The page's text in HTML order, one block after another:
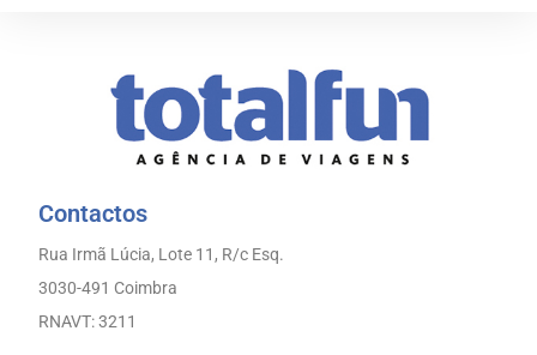
Contactos
Rua Irmã Lúcia, Lote 11, R/c Esq.
3030-491 Coimbra
RNAVT: 3211